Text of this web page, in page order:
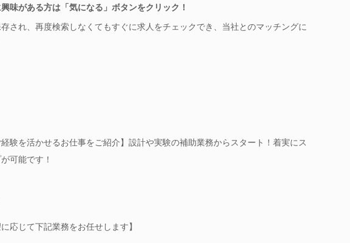
味がある方は「気になる」ボタンをクリック！
され、再度検索しなくてもすぐに求人をチェックでき、当社とのマッチングに
経験を活かせるお仕事をご紹介】設計や実験の補助業務からスタート！着実にス
可能です！
に応じて下記業務をお任せします】